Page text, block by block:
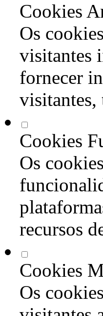
Cookies
Os
visitantes
fornecer
visitantes,
Cookies
Os
recursos
Cookies
Os